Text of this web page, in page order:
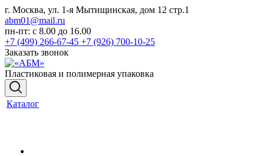
г. Москва, ул. 1-я Мытищинская, дом 12 стр.1
abm01@mail.ru
пн-пт: с 8.00 до 16.00
+7 (499) 266-67-45 +7 (926) 700-10-25
Заказать звонок
Пластиковая и полимерная упаковка
Каталог